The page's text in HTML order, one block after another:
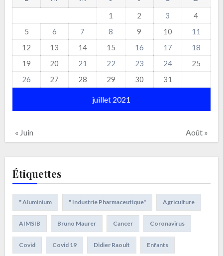
juillet 2021
1
2 3
4
5
6 7 8 9 10
11
12
13 14 15 16 17
18
19
20 21 22 23 24
25
26
27 28 29 30 31
« Juin Août »
Étiquettes
" Aluminium " Industrie Pharmaceutique" Agriculture
AIMSIB Bruno Maurer Cancer Coronavirus
Covid Covid 19 Didier Raoult Enfants